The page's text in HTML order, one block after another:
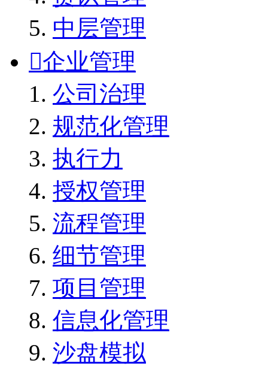
中层管理
企业管理
公司治理
规范化管理
执行力
授权管理
流程管理
细节管理
项目管理
信息化管理
沙盘模拟